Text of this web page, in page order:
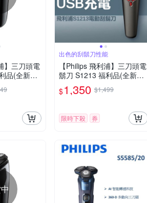
】三刀頭電
品(全新品
出色的刮鬍刀性能
【Philips 飛利浦】三刀頭電
鬍刀 S1213 福利品(全新品
外盒凹損)
$1,350 $1,499
限時下殺 券